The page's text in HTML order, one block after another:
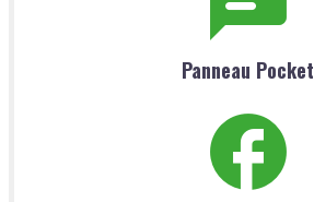
Panneau Pocket